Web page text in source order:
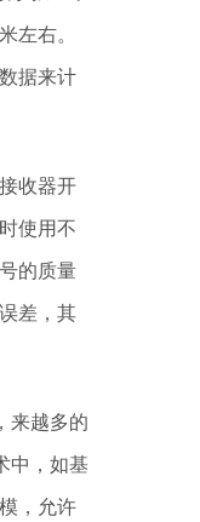
左右。
据来计
收器开
使用不
的质量
差，其
来越多的
中，如基
，允许